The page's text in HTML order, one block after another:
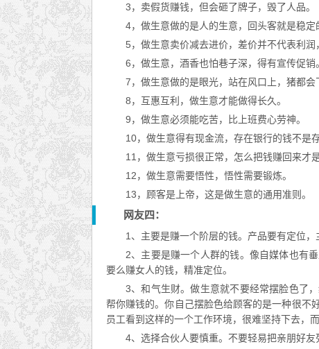
3，卖假货赚钱，但会砸了牌子，毁了人品。
4，做生意做的是人的生意，回头客就是稳定
5，做生意卖价减去进价，差价并不代表利润
6，做生意，酒香也怕巷子深，得有宣传促销。
7，做生意做的是眼光，站在风口上，猪都会
8，互惠互利，做生意才能做得长久。
9，做生意必须能吃苦，比上班费心劳神。
10，做生意得有现金流，存在银行的钱不是
11，做生意亏损很正常，怎么把钱赚回来才
12，做生意需要悟性，悟性需要锻炼。
13，顾客是上帝，这是做生意的通用准则。
网友四：
1、主要是赚一个阶层的钱。产品要有定位
2、主要是赚一个人群的钱。像自媒体也有
要么赚女人的钱，精准定位。
3、和气生财。做生意就不要经常摆脸色了
帮你赚钱的。你自己摆脸色给顾客的是一种很不
员工看到这样的一个工作环境，很难坚持下去，
4、选择合伙人要慎重。不要轻易把亲朋好